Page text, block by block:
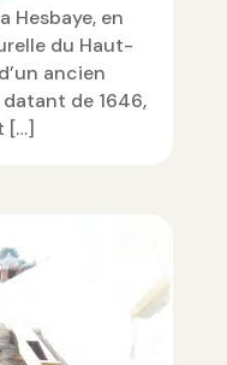
Hesbaye, en
du Haut-
ancien
de 1646,
[…]